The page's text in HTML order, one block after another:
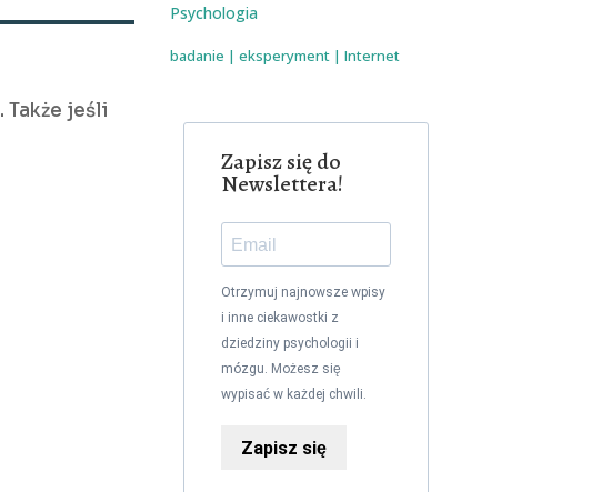
. Także jeśli
Psychologia
badanie | eksperyment| Internet
Zapisz się do
Newslettera!
Otrzymuj najnowsze wpisy
i inne ciekawostki z
dziedziny psychologii i
mózgu. Możesz się
wypisać w każdej chwili.
Zapisz się